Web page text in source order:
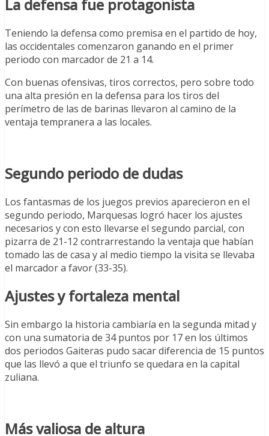
La defensa fue protagonista
Teniendo la defensa como premisa en el partido de hoy,
las occidentales comenzaron ganando en el primer
periodo con marcador de 21 a 14.
Con buenas ofensivas, tiros correctos, pero sobre todo
una alta presión en la defensa para los tiros del
perímetro de las de barinas llevaron al camino de la
ventaja tempranera a las locales.
Segundo periodo de dudas
Los fantasmas de los juegos previos aparecieron en el
segundo periodo, Marquesas logró hacer los ajustes
necesarios y con esto llevarse el segundo parcial, con
pizarra de 21-12 contrarrestando la ventaja que habían
tomado las de casa y al medio tiempo la visita se llevaba
el marcador a favor (33-35).
Ajustes y fortaleza mental
Sin embargo la historia cambiaría en la segunda mitad y
con una sumatoria de 34 puntos por 17 en los últimos
dos periodos Gaiteras pudo sacar diferencia de 15 puntos
que las llevó a que el triunfo se quedara en la capital
zuliana.
Más valiosa de altura